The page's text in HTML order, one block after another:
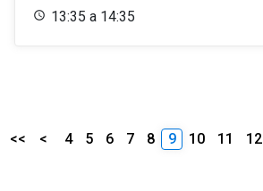
13:35 a 14:35
<< < 4 5 6 7 8 9 10 11 12